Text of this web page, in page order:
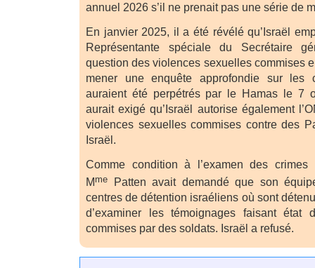
annuel 2026 s’il ne prenait pas une série de
En janvier 2025, il a été révélé qu’Israël
Représentante spéciale du Secrétaire
question des violences sexuelles commises
mener une enquête approfondie sur les
auraient été perpétrés par le Hamas le 7
aurait exigé qu’Israël autorise également
violences sexuelles commises contre des
Israël.
Comme condition à l’examen des crimes
Mme Patten avait demandé que son
centres de détention israéliens où sont
d’examiner les témoignages faisant état
commises par des soldats. Israël a refusé.